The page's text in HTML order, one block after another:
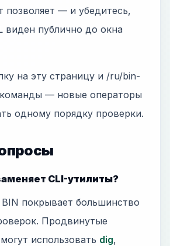
позволяет — и убедитесь,
виден публично до окна
на эту страницу и /ru/bin-
— новые операторы
одному порядку проверки.
CLI-утилиты?
покрывает большинство
Продвинутые
использовать dig,